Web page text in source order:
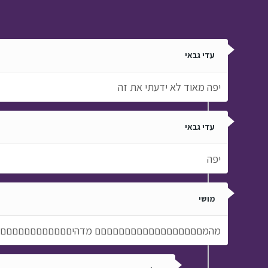
עדי גבאי
יפה מאוד לא ידעתי את זה
עדי גבאי
יפה
מושי
מהמםםםםםםםםםםםםםםםםםם מדהיםםםםםםםםםםםםםםםם